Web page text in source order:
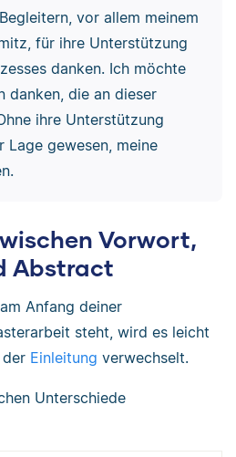
vor allem meinem
für ihre Unterstützung
danken. Ich möchte
danken, die an dieser
ihre Unterstützung
gewesen, meine
Vorwort,
Abstract
Anfang deiner
steht, wird es leicht
Einleitung verwechselt.
Unterschiede